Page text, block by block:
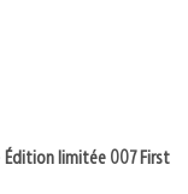
limitée 007 First